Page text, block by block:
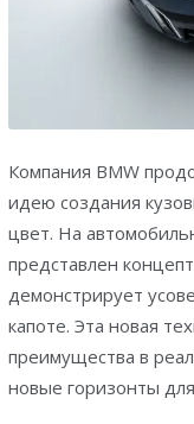
Компания BMW
идею создания
цвет. На
представлен
демонстрирует
капоте. Эта новая
преимущества в
новые горизонты